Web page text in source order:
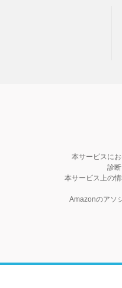
本サービスに
診
本サービス上の
Amazonのアソ